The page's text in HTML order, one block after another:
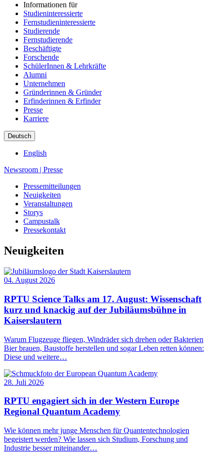
Informationen für
Studieninteressierte
Fernstudieninteressierte
Studierende
Fernstudierende
Beschäftigte
Forschende
SchülerInnen & Lehrkräfte
Alumni
Unternehmen
Gründerinnen & Gründer
Erfinderinnen & Erfinder
Presse
Karriere
Deutsch
English
Newsroom | Presse
Pressemitteilungen
Neuigkeiten
Veranstaltungen
Storys
Campustalk
Pressekontakt
Neuigkeiten
04. August 2026
RPTU Science Talks am 17. August: Wissenschaft
kurz und knackig auf der Jubiläumsbühne in
Kaiserslautern
Warum Flugzeuge fliegen, Windräder sich drehen oder Bakterien
Bier brauen, Baustoffe herstellen und sogar Leben retten können:
Diese und weitere…
28. Juli 2026
RPTU engagiert sich in der Western Europe
Regional Quantum Academy
Wie können mehr junge Menschen für Quantentechnologien
begeistert werden? Wie lassen sich Studium, Forschung und
Industrie besser miteinander…